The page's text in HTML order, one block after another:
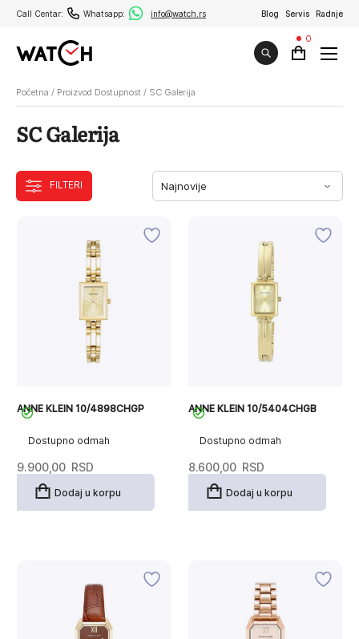
Call Centar: Whatsapp: info@watch.rs Blog Servis Radnje
0
Početna / Proizvod Dostupnost / SC Galerija
SC Galerija
FILTERI
Dostupno odmah
ANNE KLEIN 10/4898CHGP
9.900,00 RSD
Dodaj u korpu
Dostupno odmah
ANNE KLEIN 10/5404CHGB
8.600,00 RSD
Dodaj u korpu